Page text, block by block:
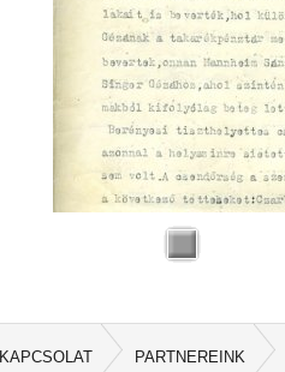
KAPCSOLAT PARTNEREINK